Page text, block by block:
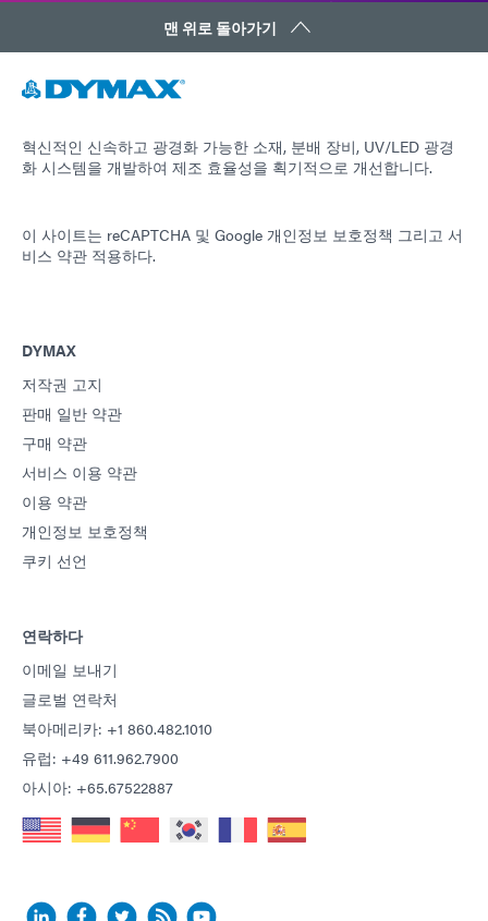
맨 위로 돌아가기
혁신적인 신속하고 광경화 가능한 소재, 분배 장비, UV/LED 광경
화 시스템을 개발하여 제조 효율성을 획기적으로 개선합니다.
이 사이트는 reCAPTCHA 및 Google 개인정보 보호정책 그리고 서
비스 약관 적용하다.
DYMAX
저작권 고지
판매 일반 약관
구매 약관
서비스 이용 약관
이용 약관
개인정보 보호정책
쿠키 선언
연락하다
이메일 보내기
글로벌 연락처
북아메리카: +1 860.482.1010
유럽: +49 611.962.7900
아시아: +65.67522887